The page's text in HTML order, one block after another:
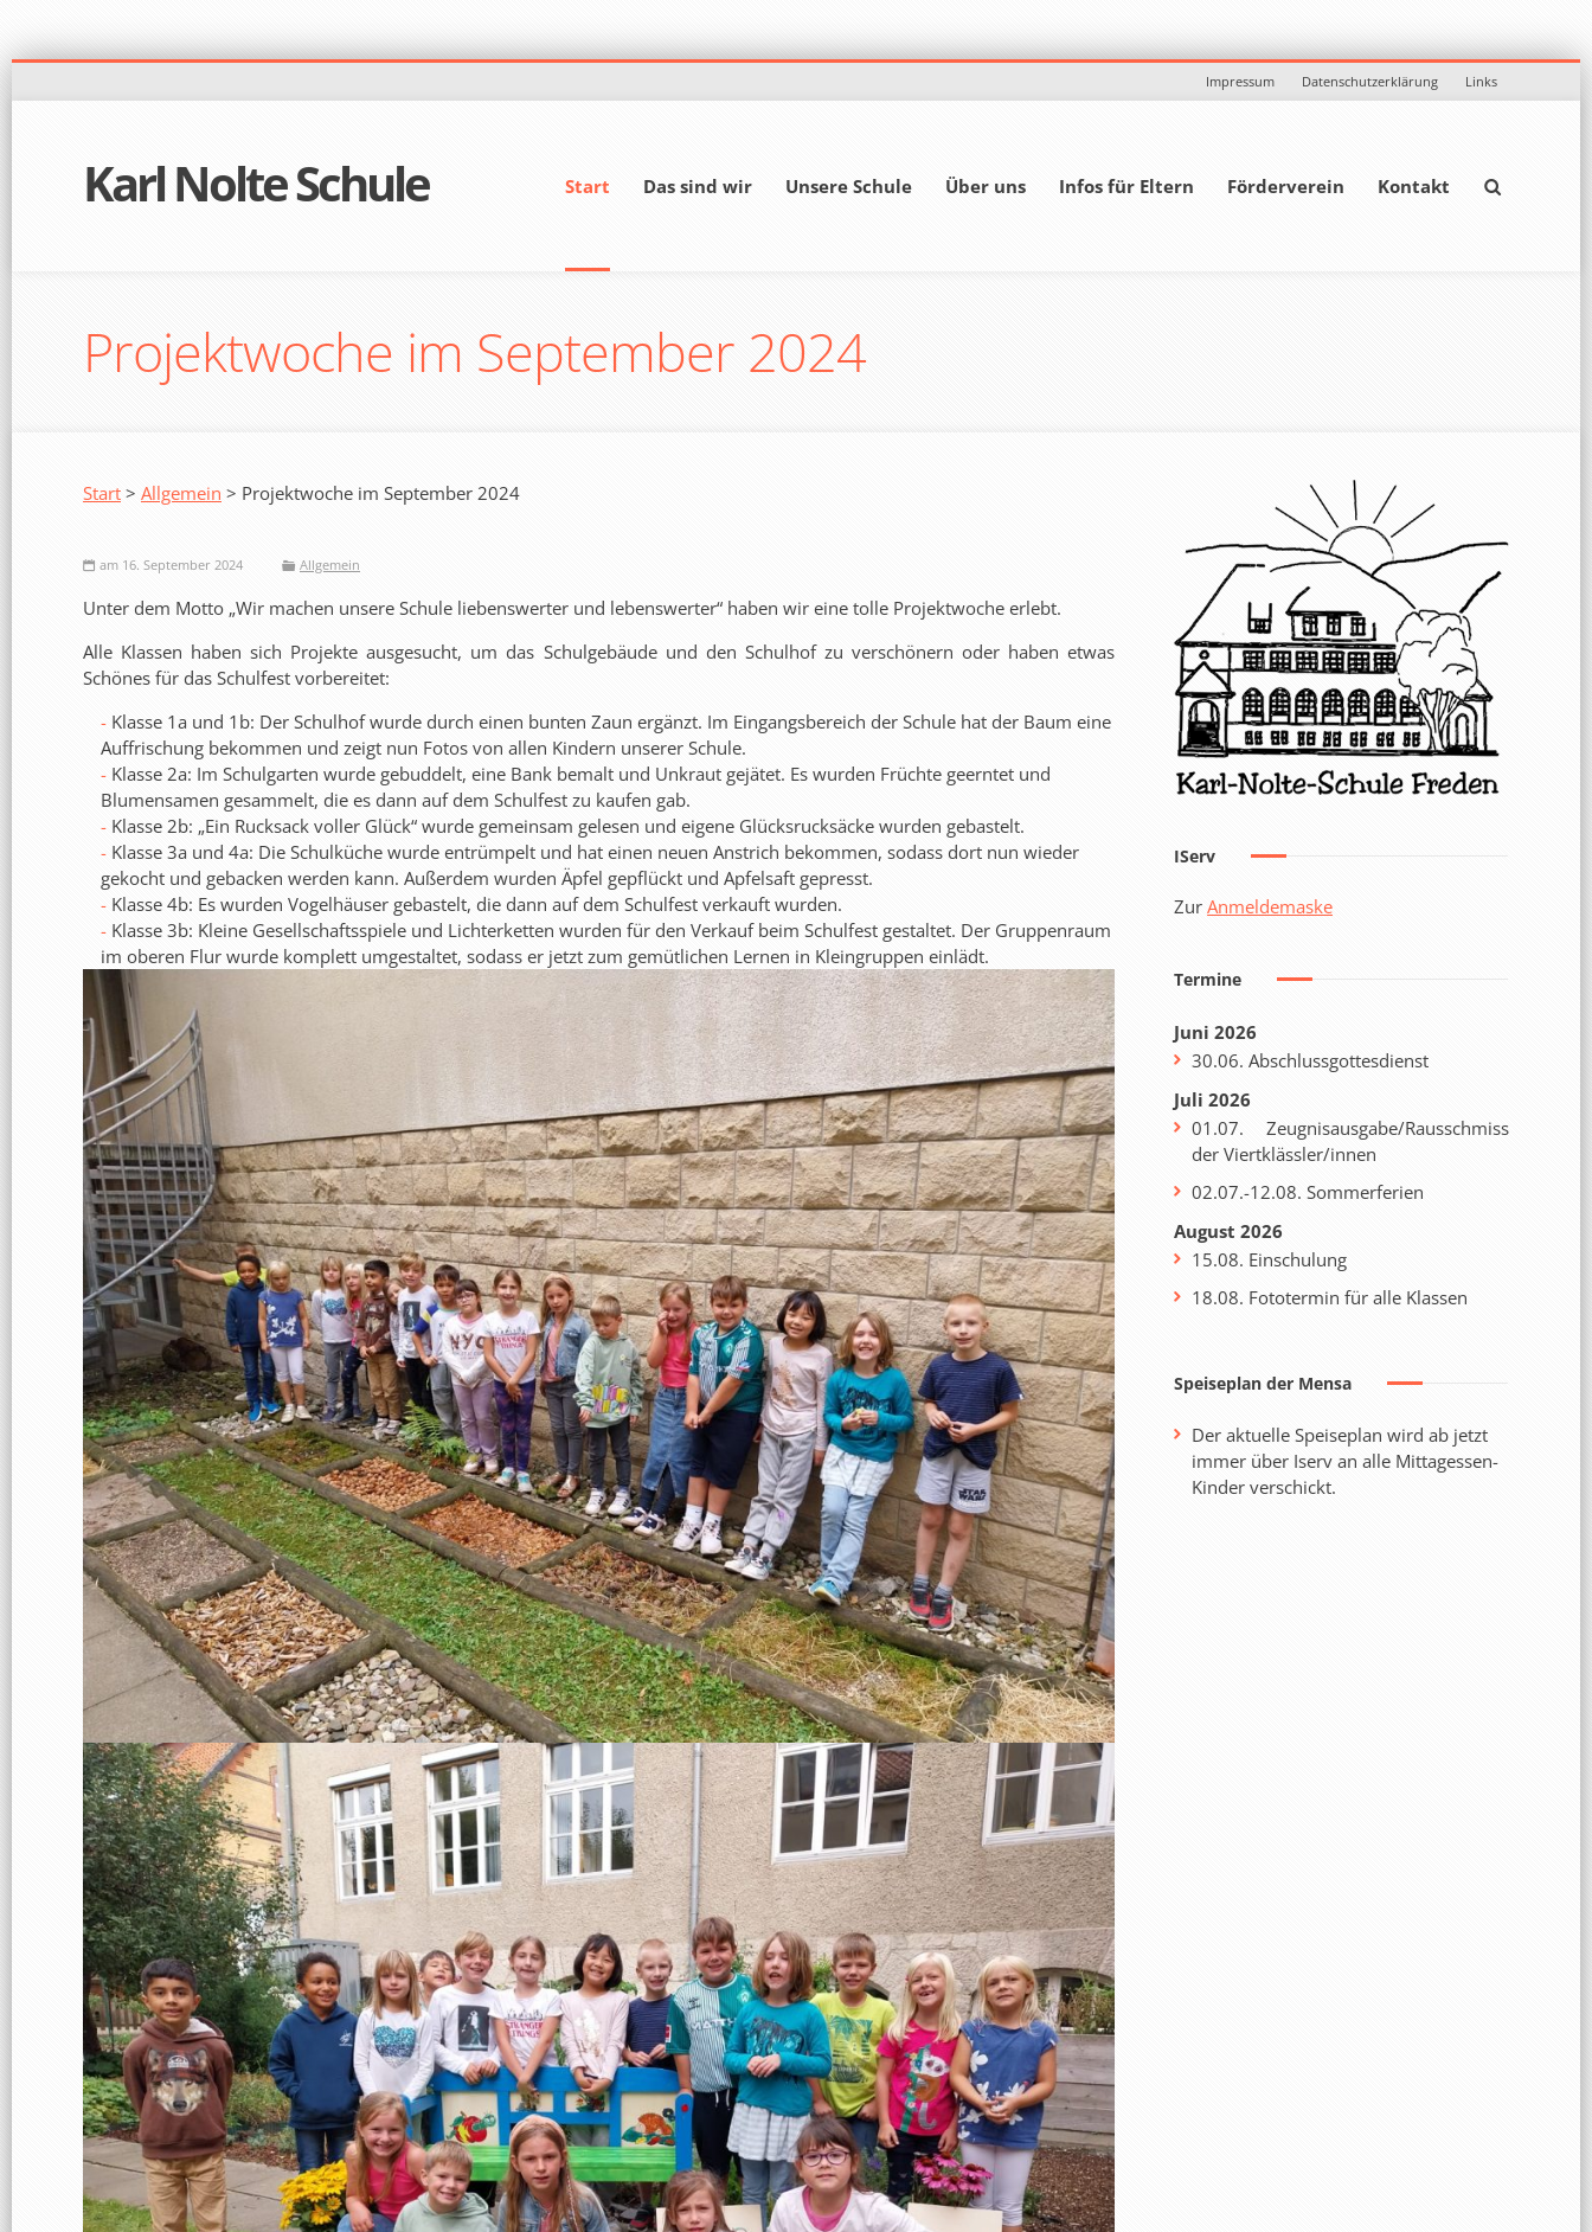
Impressum Datenschutzerklärung Links
Karl Nolte Schule Start Das sind wir Unsere Schule Über uns Infos für Eltern Förderverein Kontakt
Projektwoche im September 2024
Start > Allgemein > Projektwoche im September 2024
am 16. September 2024 Allgemein
Unter dem Motto „Wir machen unsere Schule liebenswerter und lebenswerter“ haben wir eine tolle Projektwoche erlebt.
Alle Klassen haben sich Projekte ausgesucht, um das Schulgebäude und den Schulhof zu verschönern oder haben etwas
Schönes für das Schulfest vorbereitet:
Klasse 1a und 1b: Der Schulhof wurde durch einen bunten Zaun ergänzt. Im Eingangsbereich der Schule hat der Baum eine
Auffrischung bekommen und zeigt nun Fotos von allen Kindern unserer Schule.
Klasse 2a: Im Schulgarten wurde gebuddelt, eine Bank bemalt und Unkraut gejätet. Es wurden Früchte geerntet und
Blumensamen gesammelt, die es dann auf dem Schulfest zu kaufen gab.
Klasse 2b: „Ein Rucksack voller Glück“ wurde gemeinsam gelesen und eigene Glücksrucksäcke wurden gebastelt.
Klasse 3a und 4a: Die Schulküche wurde entrümpelt und hat einen neuen Anstrich bekommen, sodass dort nun wieder
gekocht und gebacken werden kann. Außerdem wurden Äpfel gepflückt und Apfelsaft gepresst.
Klasse 4b: Es wurden Vogelhäuser gebastelt, die dann auf dem Schulfest verkauft wurden.
Klasse 3b: Kleine Gesellschaftsspiele und Lichterketten wurden für den Verkauf beim Schulfest gestaltet. Der Gruppenraum
im oberen Flur wurde komplett umgestaltet, sodass er jetzt zum gemütlichen Lernen in Kleingruppen einlädt.
IServ
ZurAnmeldemaske
Termine
Juni 2026
30.06. Abschlussgottesdienst
Juli 2026
01.07. Zeugnisausgabe/Rausschmiss
der Viertklässler/innen
02.07.-12.08. Sommerferien
August 2026
15.08. Einschulung
18.08. Fototermin für alle Klassen
Speiseplan der Mensa
Der aktuelle Speiseplan wird ab jetzt
immer über Iserv an alle Mittagessen-
Kinder verschickt.